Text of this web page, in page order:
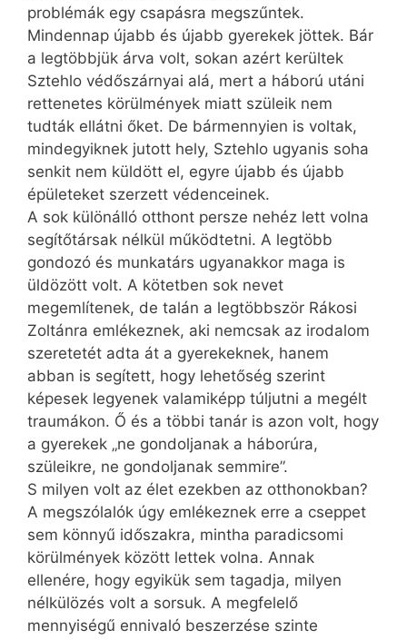
problémák egy csapásra megszűntek.
Mindennap újabb és újabb gyerekek jöttek. Bár
a legtöbbjük árva volt, sokan azért kerültek
Sztehlo védőszárnyai alá, mert a háború utáni
rettenetes körülmények miatt szüleik nem
tudták ellátni őket. De bármennyien is voltak,
mindegyiknek jutott hely, Sztehlo ugyanis soha
senkit nem küldött el, egyre újabb és újabb
épületeket szerzett védenceinek.
A sok különálló otthont persze nehéz lett volna
segítőtársak nélkül működtetni. A legtöbb
gondozó és munkatárs ugyanakkor maga is
üldözött volt. A kötetben sok nevet
megemlítenek, de talán a legtöbbször Rákosi
Zoltánra emlékeznek, aki nemcsak az irodalom
szeretetét adta át a gyerekeknek, hanem
abban is segített, hogy lehetőség szerint
képesek legyenek valamiképp túljutni a megélt
traumákon. Ő és a többi tanár is azon volt, hogy
a gyerekek „ne gondoljanak a háborúra,
szüleikre, ne gondoljanak semmire”.
S milyen volt az élet ezekben az otthonokban?
A megszólalók úgy emlékeznek erre a cseppet
sem könnyű időszakra, mintha paradicsomi
körülmények között lettek volna. Annak
ellenére, hogy egyikük sem tagadja, milyen
nélkülözés volt a sorsuk. A megfelelő
mennyiségű ennivaló beszerzése szinte